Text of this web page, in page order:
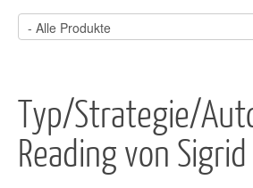
Typ/Strategie/
Reading von